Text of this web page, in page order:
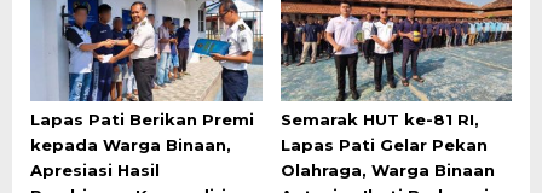
Lapas Pati Berikan Premi
kepada Warga Binaan,
Apresiasi Hasil
Semarak HUT ke-81 RI,
Lapas Pati Gelar Pekan
Olahraga, Warga Binaan